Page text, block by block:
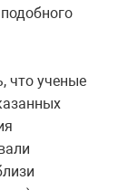
что ученые